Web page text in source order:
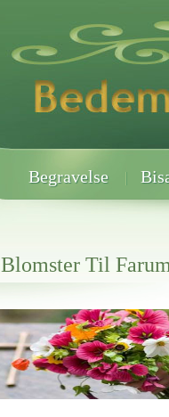
Begravelse
Til
når det gælder
Farum Kirkegårde